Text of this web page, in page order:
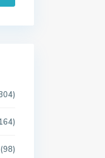
(98)